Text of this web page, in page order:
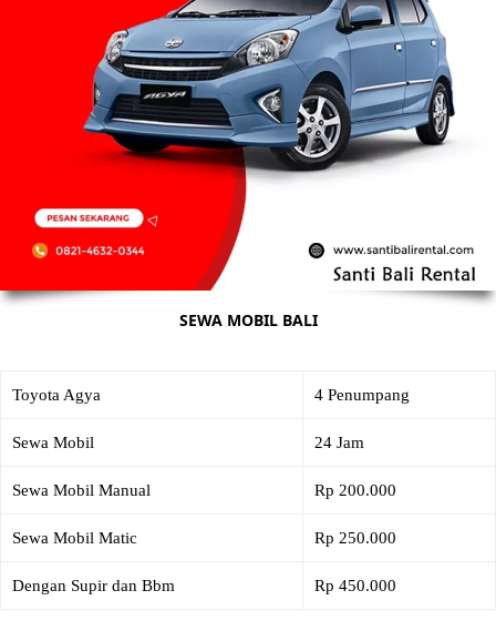
SEWA MOBIL BALI
Toyota Agya 4 Penumpang
Sewa Mobil 24 Jam
Sewa Mobil Manual Rp 200.000
Sewa Mobil Matic Rp 250.000
Dengan Supir dan Bbm Rp 450.000